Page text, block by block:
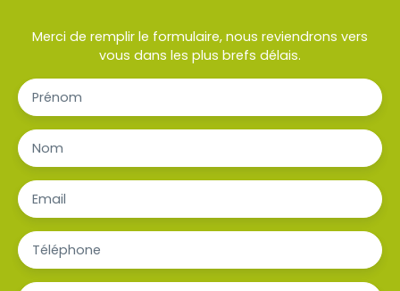
Merci de remplir le formulaire, nous reviendrons vers
vous dans les plus brefs délais.
Prénom
Nom
Email
Téléphone